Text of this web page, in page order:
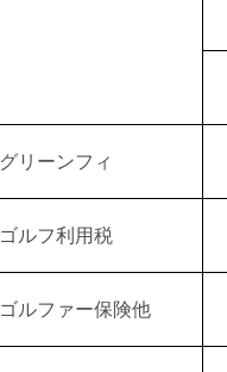
グリーンフィ
ゴルフ利用税
ゴルファー保険他